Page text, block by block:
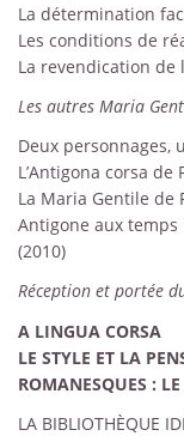
La détermination
Les conditions de
La revendication de
Les autres Maria
Deux personnages,
L’Antigona corsa de
La Maria Gentile de
Antigone aux temps
(2010)
Réception et portée
A LINGUA CORSA
LE STYLE ET LA
ROMANESQUES :
LA BIBLIOTHÈQUE